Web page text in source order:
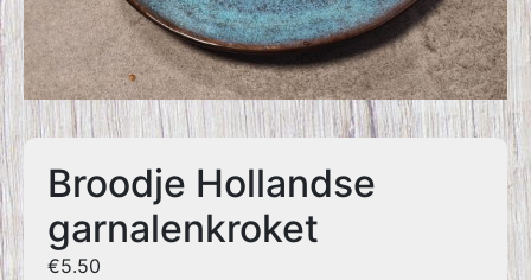
Broodje Hollandse
garnalenkroket
€5.50